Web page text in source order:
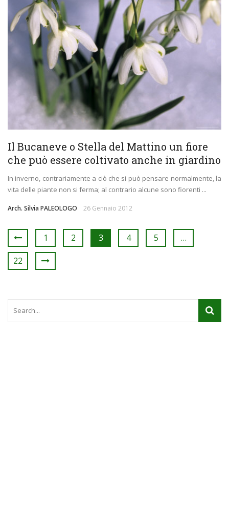
Il Bucaneve o Stella del Mattino un fiore
che può essere coltivato anche in giardino
In inverno, contrariamente a ciò che si può pensare normalmente, la
vita delle piante non si ferma; al contrario alcune sono fiorenti ...
Arch. Silvia PALEOLOGO 26 Gennaio 2012
1 2 3 4 5 …
22